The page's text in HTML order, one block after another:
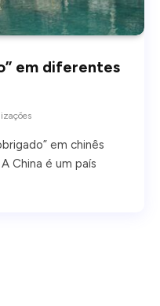
em diferentes
em chinês
China é um país